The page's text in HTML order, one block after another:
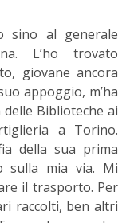
sino al generale
L’ho trovato
giovane ancora
appoggio, m’ha
Biblioteche ai
a Torino.
della sua prima
sulla mia via. Mi
il trasporto. Per
raccolti, ben altri